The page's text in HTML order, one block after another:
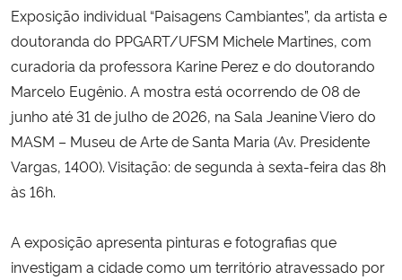
Ministério da Cidadania
Ministério da Saúde
Ministério de Minas e Energia
Ministério do Turismo
Exposição individual “Paisagens Cambiantes”, da artista e
doutoranda do PPGART/UFSM Michele Martines, com
curadoria da professora Karine Perez e do doutorando
Marcelo Eugênio. A mostra está ocorrendo de 08 de
junho até 31 de julho de 2026, na Sala Jeanine Viero do
MASM – Museu de Arte de Santa Maria (Av. Presidente
Vargas, 1400). Visitação: de segunda à sexta-feira das 8h
às 16h.
A exposição apresenta pinturas e fotografias que
investigam a cidade como um território atravessado por